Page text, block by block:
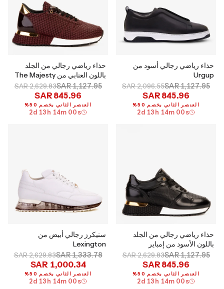
حذاء رياضي رجالي أسود من
Urgup
SAR 1,127.95
SAR 2,096.55
SAR 845.96
العنصر الثاني بخصم 50%
2d 13 h 13m 59 s
حذاء رياضي رجالي من الجلد
باللون العنابي من The Majesty
SAR 1,127.95
SAR 2,629.83
SAR 845.96
العنصر الثاني بخصم 50%
2d 13 h 13m 59 s
حذاء رياضي رجالي من الجلد
باللون الأسود من إمباير
SAR 1,127.95
SAR 2,629.83
SAR 845.96
العنصر الثاني بخصم 50%
2d 13 h 13m 59 s
سنيكرز رجالي أبيض من
Lexington
SAR 1,333.78
SAR 2,629.83
SAR 1,000.34
العنصر الثاني بخصم 50%
2d 13 h 13m 59 s